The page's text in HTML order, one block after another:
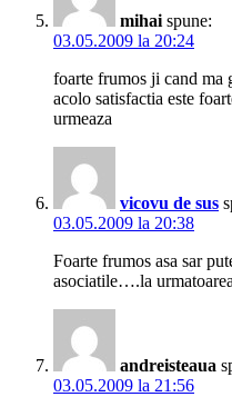
mihai spune:
03.05.2009 la 20:24
foarte frumos ji cand ma
acolo satisfactia este
urmeaza
vicovu de sus
03.05.2009 la 20:38
Foarte frumos asa sar
asociatile….la
andreisteaua
03.05.2009 la 21:56